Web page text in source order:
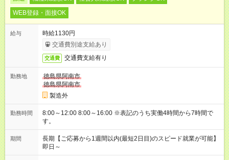
WEB登録・面接OK
給与
時給1130円
交通費別途支給あり
交通費 交通費支給有り
勤務地
徳島県阿南市
徳島県阿南市
製造外
勤務時間
8:00～12:00 8:00～16:00 ※表記のうち実働4時間から7時間で
す。
期間
長期【ご応募から1週間以内(最短2日目)のスピード就業が可能】
即日～